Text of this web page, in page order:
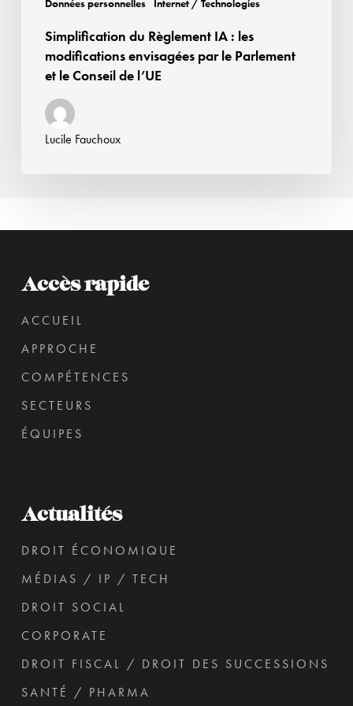
Données personnelles Internet / Technologies
Conseil
Simplification du Règlement IA : les
modifications envisagées par le Parlement
et le Conseil de l’UE
Lucile Fauchoux
Accès rapide
ACCUEIL
APPROCHE
COMPÉTENCES
SECTEURS
ÉQUIPES
Actualités
DROIT ÉCONOMIQUE
MÉDIAS / IP / TECH
DROIT SOCIAL
CORPORATE
DROIT FISCAL / DROIT DES SUCCESSIONS
SANTÉ / PHARMA